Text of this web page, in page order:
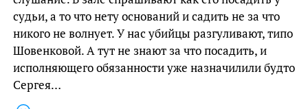
судьи, а то что нету оснований и садить не за что
никого не волнует. У нас убийцы разгуливают, типо
Шовенковой. А тут не знают за что посадить, и
исполняющего обязанности уже назначилили будто
Сергея…